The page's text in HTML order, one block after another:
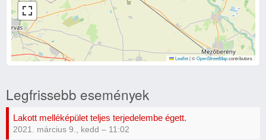
Leaflet |©OpenStreetMapcontributors
Legfrissebb események
Lakott melléképület teljes terjedelembe égett.
2021. március 9., kedd – 11:02